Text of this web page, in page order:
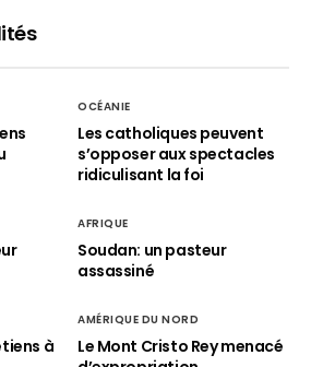
OCÉANIE
Les catholiques peuvent
s’opposer aux spectacles
ridiculisant la foi
AFRIQUE
Soudan: un pasteur
assassiné
à
AMÉRIQUE DU NORD
Le Mont Cristo Rey menacé